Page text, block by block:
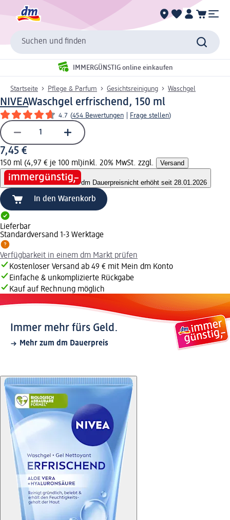
Suchen und finden
IMMERGÜNSTIG online einkaufen
Startseite Pflege & Parfum Gesichtsreinigung Waschgel
NIVEAWaschgel erfrischend, 150 ml
4.7 (454 Bewertungen Frage stellen)
7,45 €
150 ml (4,97 € je 100 ml)inkl. 20% MwSt. zzgl. Versand
dm Dauerpreisnicht erhöht seit 28.01.2026
In den Warenkorb
Lieferbar
Standardversand 1-3 Werktage
Verfügbarkeit in einem dm Markt prüfen
Kostenloser Versand ab 49 € mit Mein dm Konto
Einfache & unkomplizierte Rückgabe
Kauf auf Rechnung möglich
Immer mehr fürs Geld.
Mehr zum dm Dauerpreis